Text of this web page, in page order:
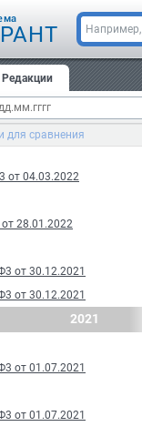
Например,
Редакции
для сравнения
от 25.03.2022
от 06.03.2022
от 09.03.2022
от 04.03.2022
28.01.2022
от 30.12.2021
от 30.12.2021
2021
от 01.07.2021
от 01.07.2021